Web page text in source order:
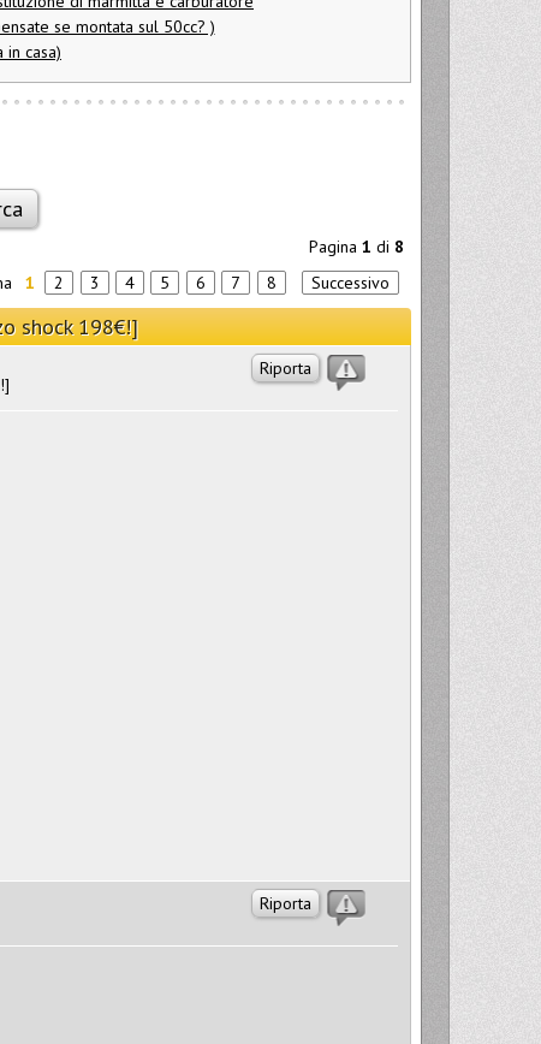
se montata sul 50cc? )
casa)
Pagina 1 di 8
1 2 3 4 5 6 7 8 Successivo
shock 198€!]
Riporta
Riporta